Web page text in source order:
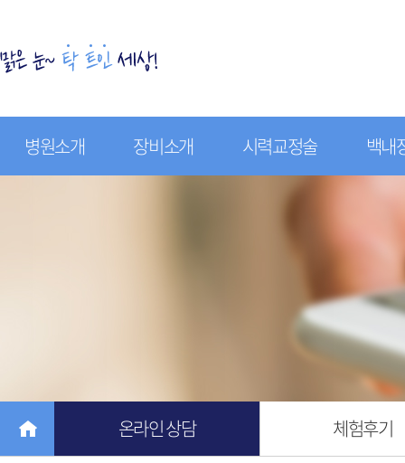
병원소개 장비소개 시력교정술 백내
온라인 상담 체험후기